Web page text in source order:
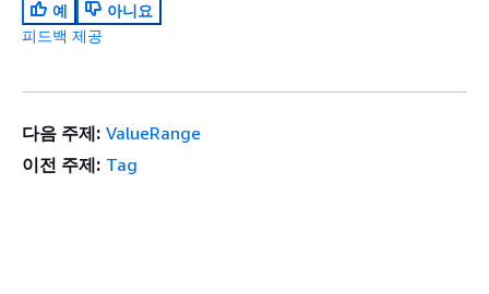
예
아니요
피드백 제공
다음 주제: ValueRange
이전 주제: Tag